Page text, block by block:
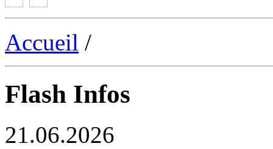
Accueil /
Flash Infos
21.06.2026